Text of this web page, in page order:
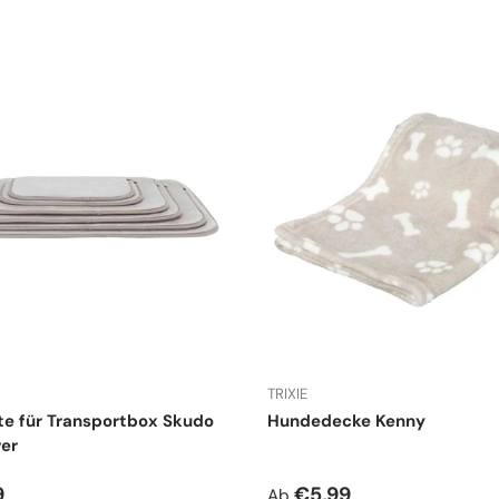
für Transportbox Skudo
TRIXIE
Hundedecke Kenny